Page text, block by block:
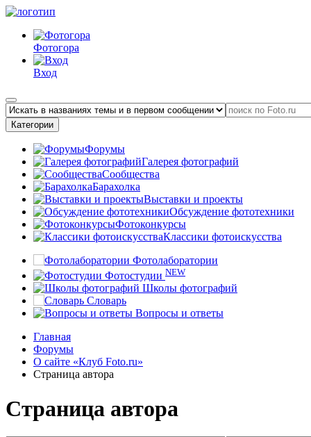
Фотогора
Вход
Категории
Форумы
Галерея фотографий
Сообщества
Барахолка
Выставки и проекты
Обсуждение фототехники
Фотоконкурсы
Классики фотоискусства
Фотолаборатории
Фотостудии NEW
Школы фотографий
Словарь
Вопросы и ответы
Главная
Форумы
О сайте «Клуб Foto.ru»
Страница автора
Страница автора